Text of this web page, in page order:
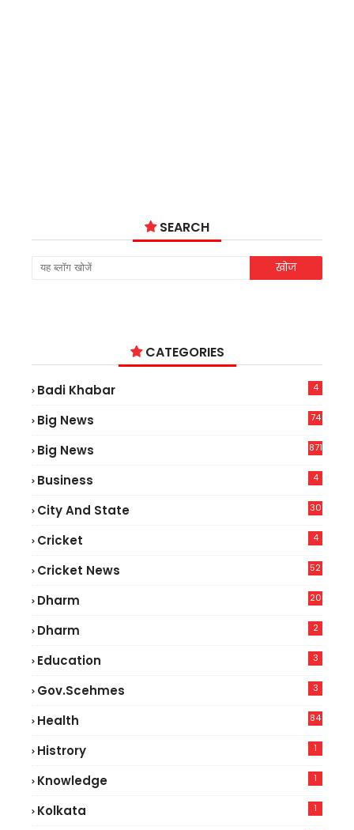
SEARCH
CATEGORIES
Badi Khabar 4
Big News
74
Big News 871
Business 4
City And State 30
Cricket 4
Cricket News
52
Dharm 20
Dharm 2
Education 3
Gov.scehmes 3
Health
84
Histrory 1
Knowledge 1
Kolkata 1